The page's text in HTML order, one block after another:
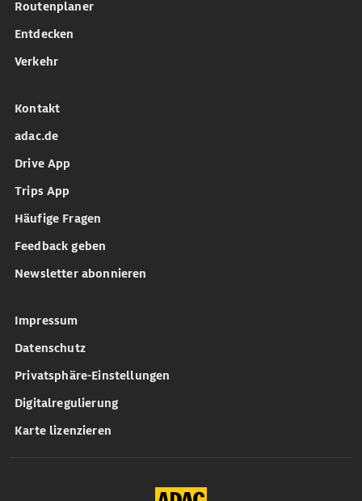
Routenplaner
Entdecken
Verkehr
Kontakt
adac.de
Drive App
Trips App
Häufige Fragen
Feedback geben
Newsletter abonnieren
Impressum
Datenschutz
Privatsphäre-Einstellungen
Digitalregulierung
Karte lizenzieren